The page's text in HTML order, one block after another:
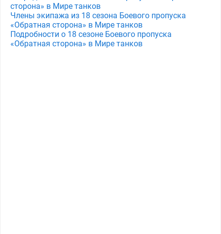
сторона» в Мире танков
Члены экипажа из 18 сезона Боевого пропуска
«Обратная сторона» в Мире танков
Подробности о 18 сезоне Боевого пропуска
«Обратная сторона» в Мире танков